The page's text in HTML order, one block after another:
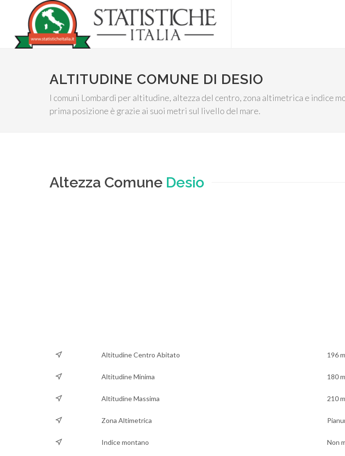
ALTITUDINE COMUNE DI DESIO
I comuni Lombardi per altitudine, altezza del centro, zona altimetrica e indice
prima posizione è grazie ai suoi metri sul livello del mare.
Altezza Comune Desio
Altitudine Centro Abitato 196 m
Altitudine Minima 180 m
Altitudine Massima 210 m
Zona Altimetrica
Indice montano Non